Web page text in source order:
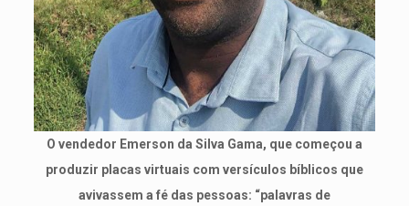
O vendedor Emerson da Silva Gama, que começou a
produzir placas virtuais com versículos bíblicos que
avivassem a fé das pessoas: “palavras de